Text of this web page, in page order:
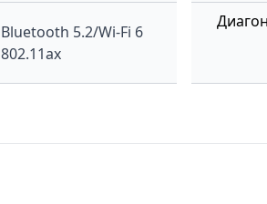
Bluetooth 5.2/Wi-Fi 6
802.11ax